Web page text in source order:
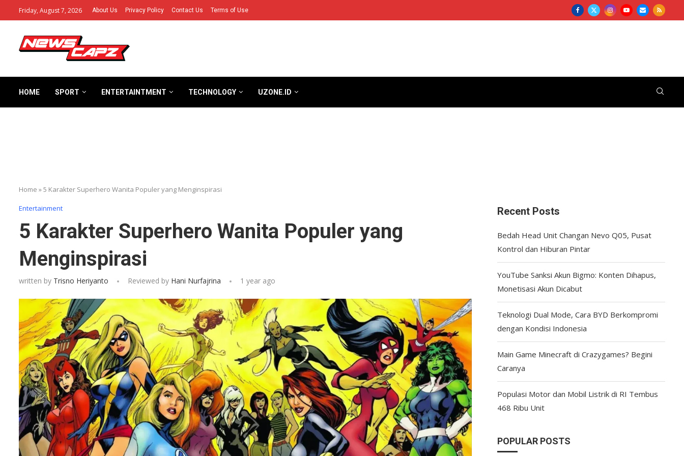
Friday, August 7, 2026 About Us Privacy Policy Contact Us Terms of Use
HOME SPORT ENTERTAINTMENT TECHNOLOGY UZONE.ID
Home »5 Karakter Superhero Wanita Populer yang Menginspirasi
Entertainment
5 Karakter Superhero Wanita Populer yang
Menginspirasi
written by Trisno Heriyanto Reviewed by Hani Nurfajrina 1 year ago
Recent Posts
Bedah Head Unit Changan Nevo Q05, Pusat
Kontrol dan Hiburan Pintar
YouTube Sanksi Akun Bigmo: Konten Dihapus,
Monetisasi Akun Dicabut
Teknologi Dual Mode, Cara BYD Berkompromi
dengan Kondisi Indonesia
Main Game Minecraft di Crazygames? Begini
Caranya
Populasi Motor dan Mobil Listrik di RI Tembus
468 Ribu Unit
POPULAR POSTS